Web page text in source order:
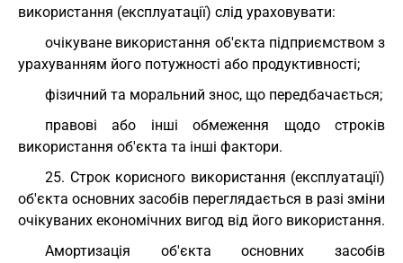
використання (експлуатації) слід ураховувати:
очікуване використання об'єкта підприємством з
урахуванням його потужності або продуктивності;
фізичний та моральний знос, що передбачається;
правові або інші обмеження щодо строків
використання об'єкта та інші фактори.
25. Строк корисного використання (експлуатації)
об'єкта основних засобів переглядається в разі зміни
очікуваних економічних вигод від його використання.
Амортизація об'єкта основних засобів